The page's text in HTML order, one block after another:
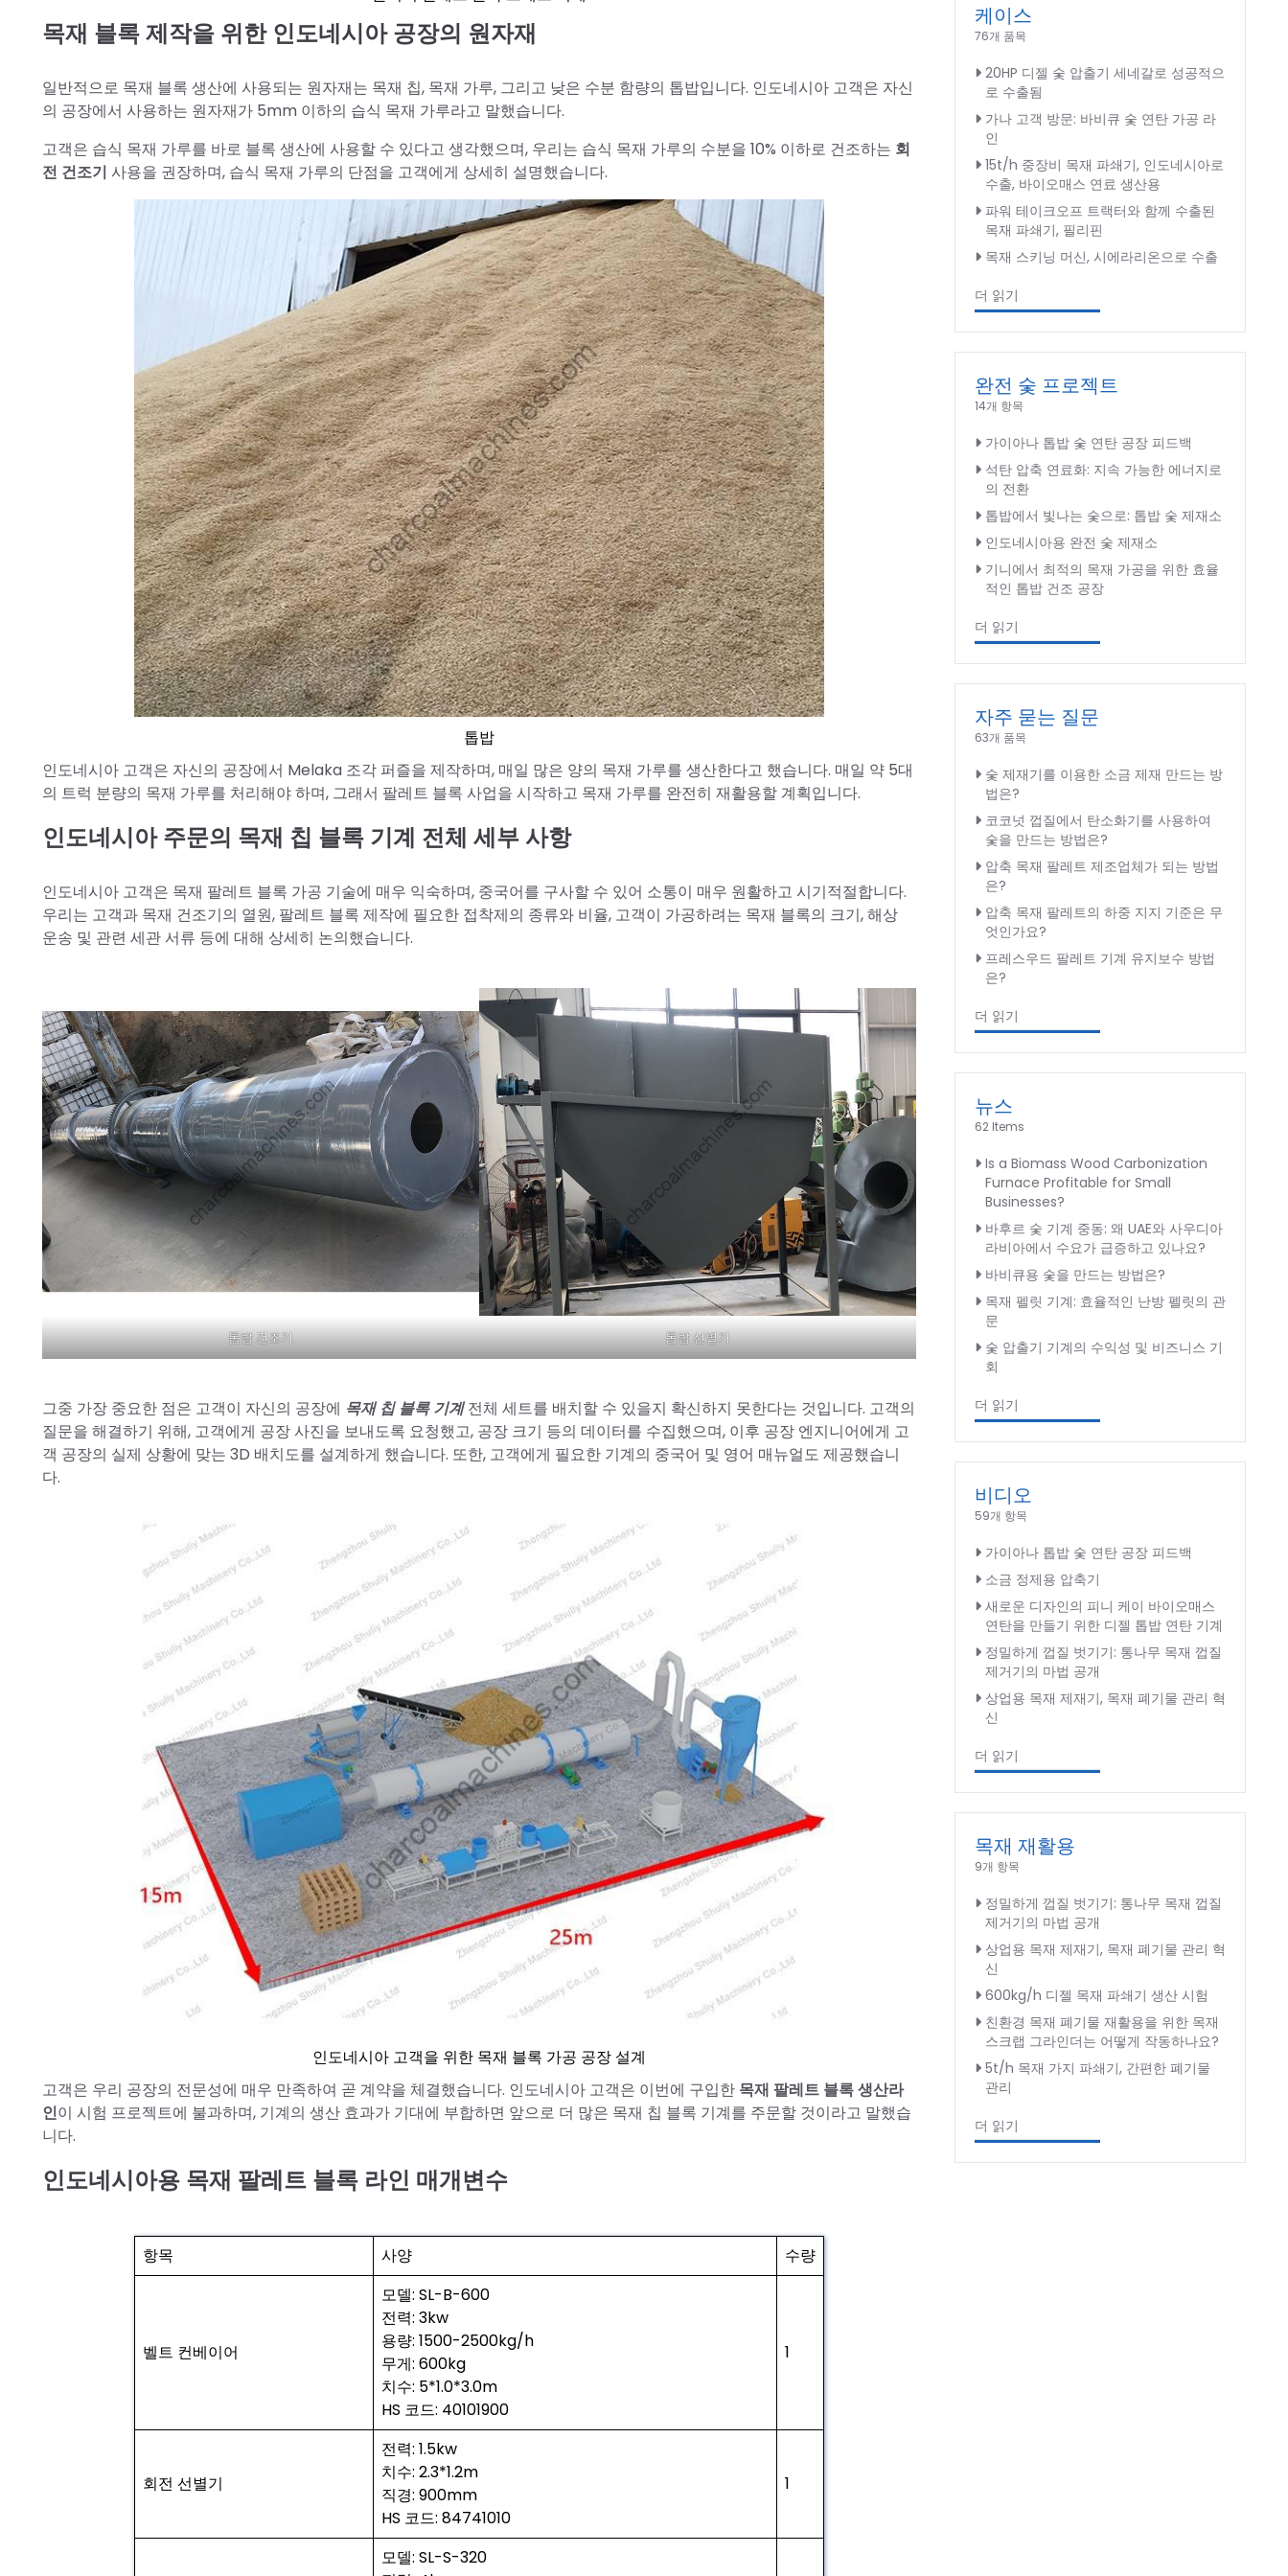
목재 블록 제작을 위한 인도네시아 공장의 원자재
일반적으로 목재 블록 생산에 사용되는 원자재는 목재 칩, 목재 가루, 그리고 낮은 수분 함량의 톱밥입니다. 인도네시아 고객은 자신
의 공장에서 사용하는 원자재가 5mm 이하의 습식 목재 가루라고 말했습니다.
고객은 습식 목재 가루를 바로 블록 생산에 사용할 수 있다고 생각했으며, 우리는 습식 목재 가루의 수분을 10% 이하로 건조하는 회
전 건조기 사용을 권장하며, 습식 목재 가루의 단점을 고객에게 상세히 설명했습니다.
톱밥
인도네시아 고객은 자신의 공장에서 Melaka 조각 퍼즐을 제작하며, 매일 많은 양의 목재 가루를 생산한다고 했습니다. 매일 약 5대
의 트럭 분량의 목재 가루를 처리해야 하며, 그래서 팔레트 블록 사업을 시작하고 목재 가루를 완전히 재활용할 계획입니다.
인도네시아 주문의 목재 칩 블록 기계 전체 세부 사항
인도네시아 고객은 목재 팔레트 블록 가공 기술에 매우 익숙하며, 중국어를 구사할 수 있어 소통이 매우 원활하고 시기적절합니다.
우리는 고객과 목재 건조기의 열원, 팔레트 블록 제작에 필요한 접착제의 종류와 비율, 고객이 가공하려는 목재 블록의 크기, 해상
운송 및 관련 세관 서류 등에 대해 상세히 논의했습니다.
톱밥 건조기 톱밥 선별기
그중 가장 중요한 점은 고객이 자신의 공장에 목재 칩 블록 기계전체 세트를 배치할 수 있을지 확신하지 못한다는 것입니다. 고객의
질문을 해결하기 위해, 고객에게 공장 사진을 보내도록 요청했고, 공장 크기 등의 데이터를 수집했으며, 이후 공장 엔지니어에게 고
객 공장의 실제 상황에 맞는 3D 배치도를 설계하게 했습니다. 또한, 고객에게 필요한 기계의 중국어 및 영어 매뉴얼도 제공했습니
다.
인도네시아 고객을 위한 목재 블록 가공 공장 설계
고객은 우리 공장의 전문성에 매우 만족하여 곧 계약을 체결했습니다. 인도네시아 고객은 이번에 구입한 목재 팔레트 블록 생산라
인이 시험 프로젝트에 불과하며, 기계의 생산 효과가 기대에 부합하면 앞으로 더 많은 목재 칩 블록 기계를 주문할 것이라고 말했습
니다.
인도네시아용 목재 팔레트 블록 라인 매개변수
항목 사양 수량
벨트 컨베이어
모델: SL-B-600
전력: 3kw
용량: 1500-2500kg/h
무게: 600kg
치수: 5*1.0*3.0m
HS 코드: 40101900
1
회전 선별기
전력: 1.5kw
치수: 2.3*1.2m
직경: 900mm
HS 코드: 84741010
1
모델: SL-S-320
케이스
76개 품목
20HP 디젤 숯 압출기 세네갈로 성공적으
로 수출됨
가나 고객 방문: 바비큐 숯 연탄 가공 라
인
15t/h 중장비 목재 파쇄기, 인도네시아로
수출, 바이오매스 연료 생산용
파워 테이크오프 트랙터와 함께 수출된
목재 파쇄기, 필리핀
목재 스키닝 머신, 시에라리온으로 수출
더 읽기
완전 숯 프로젝트
14개 항목
가이아나 톱밥 숯 연탄 공장 피드백
석탄 압축 연료화: 지속 가능한 에너지로
의 전환
톱밥에서 빛나는 숯으로: 톱밥 숯 제재소
인도네시아용 완전 숯 제재소
기니에서 최적의 목재 가공을 위한 효율
적인 톱밥 건조 공장
더 읽기
자주 묻는 질문
63개 품목
숯 제재기를 이용한 소금 제재 만드는 방
법은?
코코넛 껍질에서 탄소화기를 사용하여
숯을 만드는 방법은?
압축 목재 팔레트 제조업체가 되는 방법
은?
압축 목재 팔레트의 하중 지지 기준은 무
엇인가요?
프레스우드 팔레트 기계 유지보수 방법
은?
더 읽기
뉴스
62 Items
Is a Biomass Wood Carbonization
Furnace Profitable for Small
Businesses?
바후르 숯 기계 중동: 왜 UAE와 사우디아
라비아에서 수요가 급증하고 있나요?
바비큐용 숯을 만드는 방법은?
목재 펠릿 기계: 효율적인 난방 펠릿의 관
문
숯 압출기 기계의 수익성 및 비즈니스 기
회
더 읽기
비디오
59개 항목
가이아나 톱밥 숯 연탄 공장 피드백
소금 정제용 압축기
새로운 디자인의 피니 케이 바이오매스
연탄을 만들기 위한 디젤 톱밥 연탄 기계
정밀하게 껍질 벗기기: 통나무 목재 껍질
제거기의 마법 공개
상업용 목재 제재기, 목재 폐기물 관리 혁
신
더 읽기
목재 재활용
9개 항목
정밀하게 껍질 벗기기: 통나무 목재 껍질
제거기의 마법 공개
상업용 목재 제재기, 목재 폐기물 관리 혁
신
600kg/h 디젤 목재 파쇄기 생산 시험
친환경 목재 폐기물 재활용을 위한 목재
스크랩 그라인더는 어떻게 작동하나요?
5t/h 목재 가지 파쇄기, 간편한 폐기물
관리
더 읽기